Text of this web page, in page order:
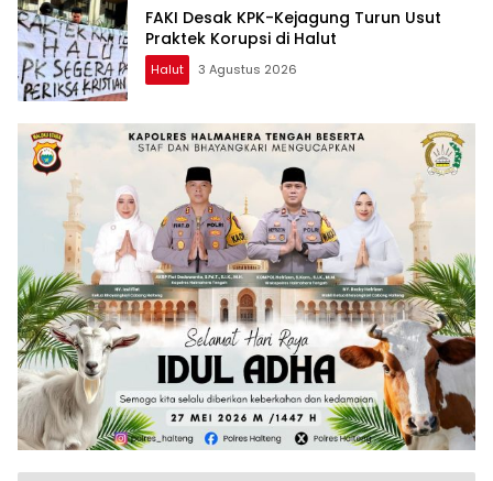
FAKI Desak KPK-Kejagung Turun Usut
Praktek Korupsi di Halut
Halut 3 Agustus 2026